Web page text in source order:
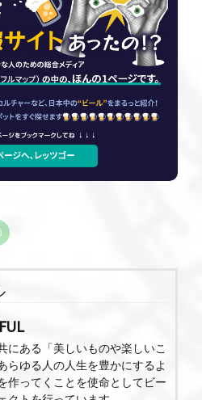
にある「美しいものや楽しいこ
らゆる人の人生を豊かにするよ
作ってくことを使命としてビー